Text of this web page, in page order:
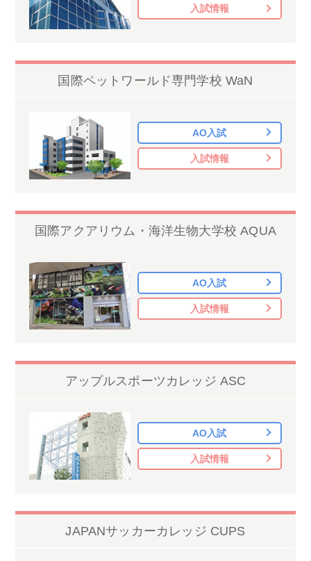
入試情報
国際ペットワールド専門学校 WaN
AO入試
入試情報
国際アクアリウム・海洋生物大学校 AQUA
AO入試
入試情報
アップルスポーツカレッジ ASC
AO入試
入試情報
JAPANサッカーカレッジ CUPS